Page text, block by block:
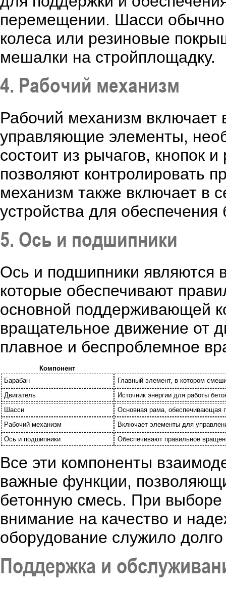
перемещении. Шасси обычно
колеса или резиновые
мешалки на стройплощадку.
4. Рабочий механизм
Рабочий механизм
управляющие элементы,
состоит из рычагов, кнопок
позволяют контролировать
механизм также включает в
устройства для обеспечения
5. Ось и подшипники
Ось и подшипники являются
которые обеспечивают
основной поддерживающей
вращательное движение от
плавное и беспроблемное
Компонент
Барабан
Главный элемент, в котором
Двигатель
Источник энергии для работы
Шасси
Основная рама, обеспечивающая
Рабочий механизм
Включает элементы для
Ось и подшипники
Обеспечивают правильное
Все эти компоненты
важные функции,
бетонную смесь. При
внимание на качество и
оборудование служило
Поддержка и